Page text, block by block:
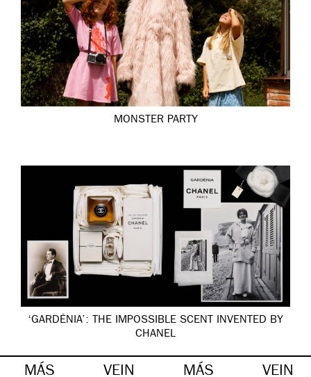
MONSTER PARTY
‘GARDÉNIA’: THE IMPOSSIBLE SCENT INVENTED BY
CHANEL
MÁS VEIN MÁS VEIN